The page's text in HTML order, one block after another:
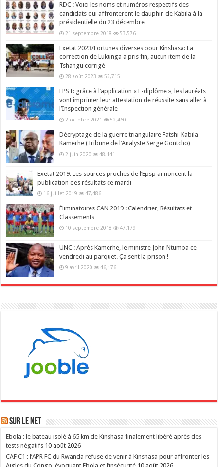
RDC : Voici les noms et numéros respectifs des
candidats qui affronteront le dauphin de Kabila à la
présidentielle du 23 décembre
21 septembre 2018 53,576
Exetat 2023/Fortunes diverses pour Kinshasa: La
correction de Lukunga a pris fin, aucun item de la
Tshangu corrigé
28 août 2023 52,715
EPST: grâce à l’application « E-diplôme », les lauréats
vont imprimer leur attestation de réussite sans aller à
l’Inspection générale
2 octobre 2021 52,460
Décryptage de la guerre triangulaire Fatshi-Kabila-
Kamerhe (Tribune de l’Analyste Serge Gontcho)
2 juin 2020 48,141
Exetat 2019: Les sources proches de l’Epsp annoncent la
publication des résultats ce mardi
16 juillet 2019 47,486
Éliminatoires CAN 2019 : Calendrier, Résultats et
Classements
10 septembre 2018 47,179
UNC : Après Kamerhe, le ministre John Ntumba ce
vendredi au parquet. Ça sent la prison !
9 avril 2020 46,176
Sur le NET
Ebola : le bateau isolé à 65 km de Kinshasa finalement libéré après des
tests négatifs 10 août 2026
CAF C1 : l’APR FC du Rwanda refuse de venir à Kinshasa pour affronter les
Aigles du Congo, évoquant Ebola et l’insécurité 10 août 2026